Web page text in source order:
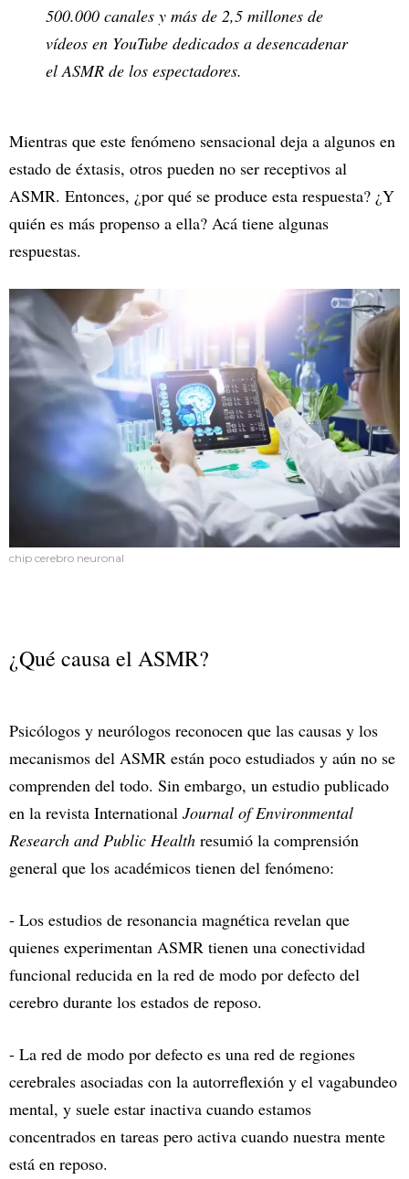
500.000 canales y más de 2,5 millones de
vídeos en YouTube dedicados a desencadenar
el ASMR de los espectadores.
Mientras que este fenómeno sensacional deja a algunos en
estado de éxtasis, otros pueden no ser receptivos al
ASMR. Entonces, ¿por qué se produce esta respuesta? ¿Y
quién es más propenso a ella? Acá tiene algunas
respuestas.
chip cerebro neuronal
¿Qué causa el ASMR?
Psicólogos y neurólogos reconocen que las causas y los
mecanismos del ASMR están poco estudiados y aún no se
comprenden del todo. Sin embargo, un estudio publicado
en la revista International Journal of Environmental
Research and Public Health resumió la comprensión
general que los académicos tienen del fenómeno:
- Los estudios de resonancia magnética revelan que
quienes experimentan ASMR tienen una conectividad
funcional reducida en la red de modo por defecto del
cerebro durante los estados de reposo.
- La red de modo por defecto es una red de regiones
cerebrales asociadas con la autorreflexión y el vagabundeo
mental, y suele estar inactiva cuando estamos
concentrados en tareas pero activa cuando nuestra mente
está en reposo.